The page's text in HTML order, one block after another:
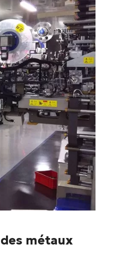
métaux